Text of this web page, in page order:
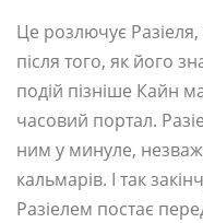
Це розлючує Разіеля,
після того, як його
подій пізніше Кайн
часовий портал.
ним у минуле,
кальмарів. І так
Разіелем постає